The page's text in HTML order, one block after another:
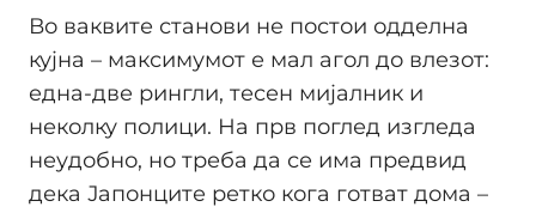
Во ваквите станови не постои одделна
кујна – максимумот е мал агол до влезот:
една-две рингли, тесен мијалник и
неколку полици. На прв поглед изгледа
неудобно, но треба да се има предвид
дека Јапонците ретко кога готват дома –